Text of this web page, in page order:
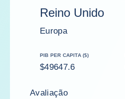
Reino Unido
Europa
PIB PER CAPITA ($)
$49647.6
Avaliação